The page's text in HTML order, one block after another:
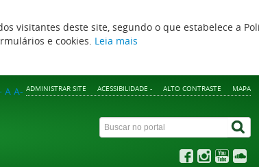
visitantes deste site, segundo o que estabelece a
e cookies. Leia mais
ADMINISTRAR SITE ACESSIBILIDADE - ALTO CONTRASTE MAPA
A A-